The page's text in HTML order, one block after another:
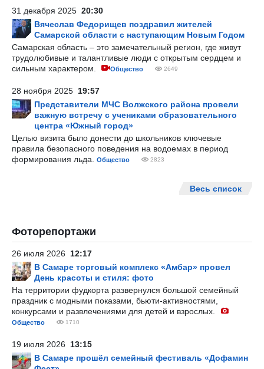
31 декабря 2025 20:30
Вячеслав Федорищев поздравил жителей
Самарской области с наступающим Новым Годом
Самарская область – это замечательный регион, где живут
трудолюбивые и талантливые люди с открытым сердцем и
сильным характером.
Общество 2649
28 ноября 2025 19:57
Представители МЧС Волжского района провели
важную встречу с учениками образовательного
центра «Южный город»
Целью визита было донести до школьников ключевые
правила безопасного поведения на водоемах в период
формирования льда.
Общество 2823
Весь список
Фоторепортажи
26 июля 2026 12:17
В Самаре торговый комплекс «Амбар» провел
День красоты и стиля: фото
На территории фудкорта развернулся большой семейный
праздник с модными показами, бьюти-активностями,
конкурсами и развлечениями для детей и взрослых.
Общество 1710
19 июля 2026 13:15
В Самаре прошёл семейный фестиваль «Дофамин